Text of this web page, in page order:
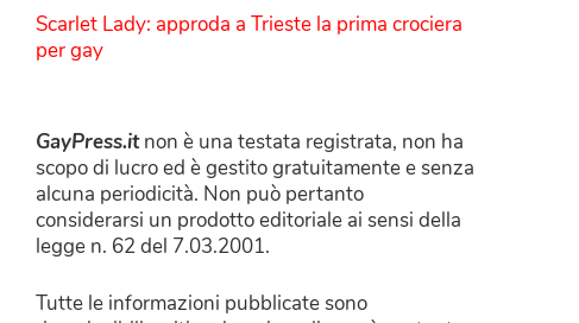
Scarlet Lady: approda a Trieste la prima crociera
per gay
GayPress.itnon è una testata registrata, non ha
scopo di lucro ed è gestito gratuitamente e senza
alcuna periodicità. Non può pertanto
considerarsi un prodotto editoriale ai sensi della
legge n. 62 del 7.03.2001.
Tutte le informazioni pubblicate sono